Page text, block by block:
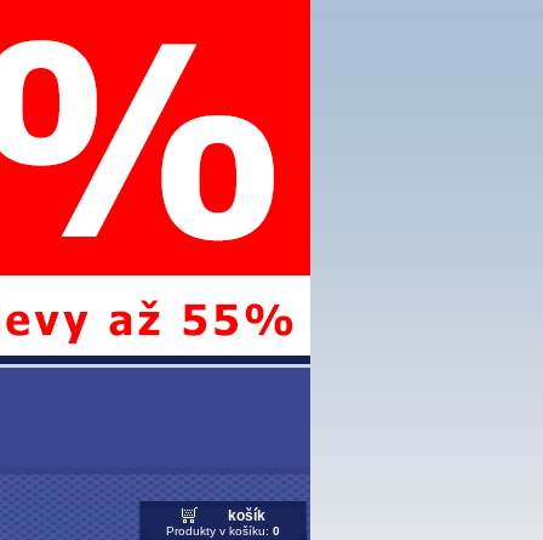
košík
Produkty v košíku: 0